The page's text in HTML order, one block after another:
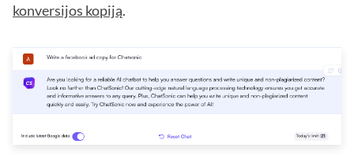
konversijos kopiją.